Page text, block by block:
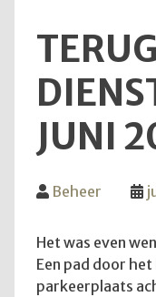
JUNI
Beheer
Het was even
Een pad door
parkeerplaats